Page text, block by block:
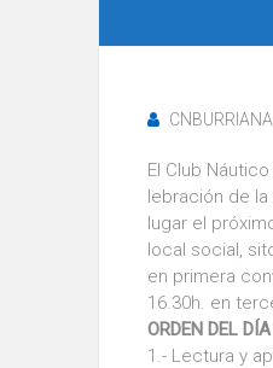
CNBURRIANA
El Club
lebración de la
lugar el
local social,
en primera
16.30h. en
ORDEN DEL
1.- Lectura y